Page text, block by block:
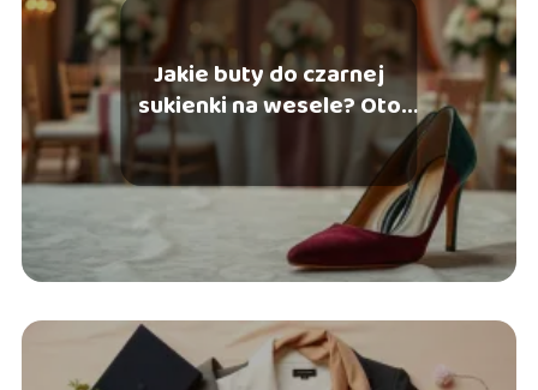
Jakie buty do czarnej
sukienki na wesele? Oto
najlepsze propozycje!